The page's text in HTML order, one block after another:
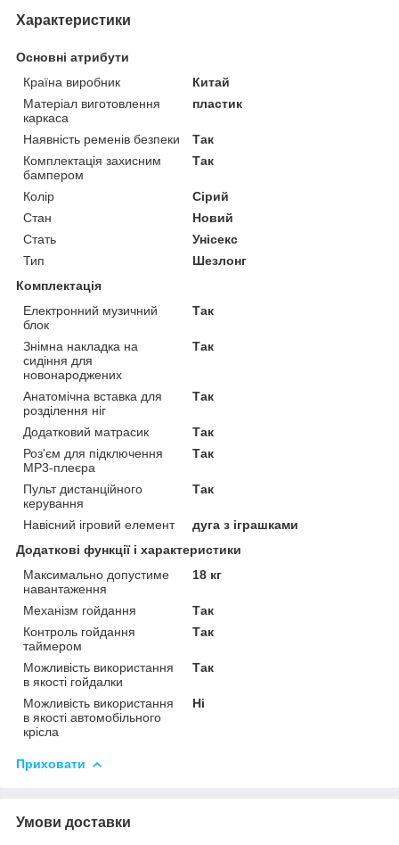
Характеристики
Основні атрибути
Країна виробник
Китай
Матеріал виготовлення
каркаса
пластик
Наявність ременів безпеки
Так
Комплектація захисним
бампером
Так
Колір
Сірий
Стан
Новий
Стать
Унісекс
Тип
Шезлонг
Комплектація
Електронний музичний
блок
Так
Знімна накладка на
сидіння для
новонароджених
Так
Анатомічна вставка для
розділення ніг
Так
Додатковий матрасик
Так
Роз'єм для підключення
MP3-плеєра
Так
Пульт дистанційного
керування
Так
Навісний ігровий елемент
дуга з іграшками
Додаткові функції і характеристики
Максимально допустиме
навантаження
18 кг
Механізм гойдання
Так
Контроль гойдання
таймером
Так
Можливість використання
в якості гойдалки
Так
Можливість використання
в якості автомобільного
крісла
Ні
Приховати
Умови доставки